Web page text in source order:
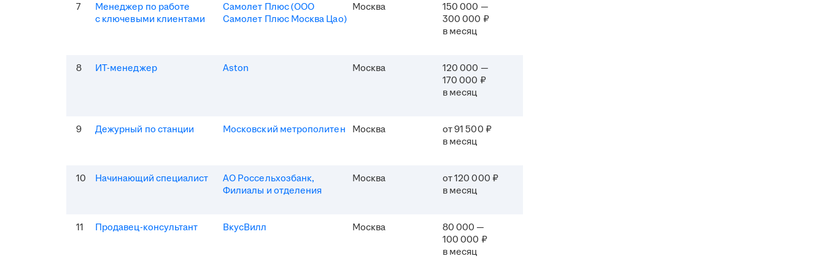
7
Менеджер по работе
с ключевыми клиентами
Самолет Плюс (ООО
Самолет Плюс Москва Цао)
Москва
150 000 —
300 000 ₽
в месяц
8 ИТ-менеджер Aston Москва
120 000 —
170 000 ₽
в месяц
9 Дежурный по станции Московский метрополитен Москва
от 91 500 ₽
в месяц
10 Начинающий специалист
АО Россельхозбанк,
Филиалы и отделения
Москва
от 120 000 ₽
в месяц
11 Продавец-консультант ВкусВилл Москва
80 000 —
100 000 ₽
в месяц